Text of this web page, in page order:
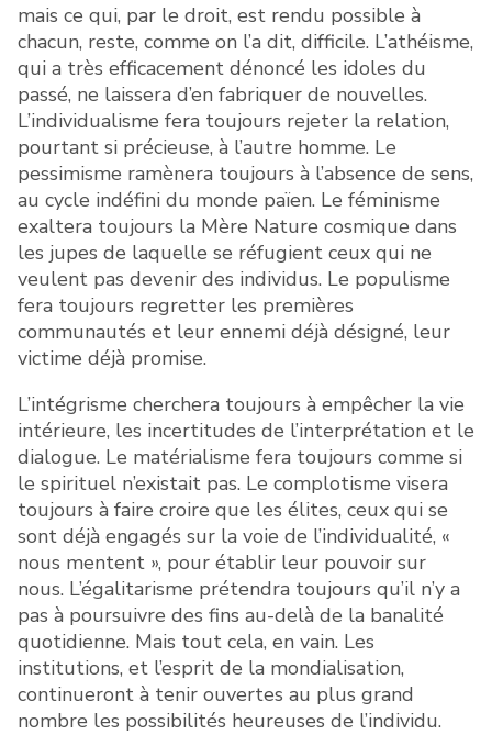
mais ce qui, par le droit, est rendu possible à
chacun, reste, comme on l’a dit, difficile. L’athéisme,
qui a très efficacement dénoncé les idoles du
passé, ne laissera d’en fabriquer de nouvelles.
L’individualisme fera toujours rejeter la relation,
pourtant si précieuse, à l’autre homme. Le
pessimisme ramènera toujours à l’absence de sens,
au cycle indéfini du monde païen. Le féminisme
exaltera toujours la Mère Nature cosmique dans
les jupes de laquelle se réfugient ceux qui ne
veulent pas devenir des individus. Le populisme
fera toujours regretter les premières
communautés et leur ennemi déjà désigné, leur
victime déjà promise.
L’intégrisme cherchera toujours à empêcher la vie
intérieure, les incertitudes de l’interprétation et le
dialogue. Le matérialisme fera toujours comme si
le spirituel n’existait pas. Le complotisme visera
toujours à faire croire que les élites, ceux qui se
sont déjà engagés sur la voie de l’individualité, «
nous mentent », pour établir leur pouvoir sur
nous. L’égalitarisme prétendra toujours qu’il n’y a
pas à poursuivre des fins au-delà de la banalité
quotidienne. Mais tout cela, en vain. Les
institutions, et l’esprit de la mondialisation,
continueront à tenir ouvertes au plus grand
nombre les possibilités heureuses de l’individu.